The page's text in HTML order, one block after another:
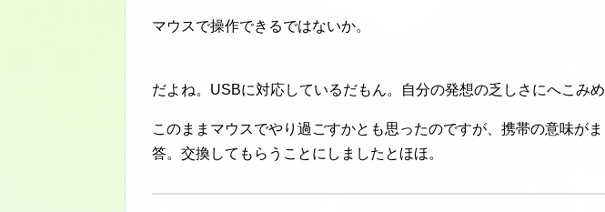
マウスで操作できるではないか。
だよね。USBに対応しているだもん。自分の発想の乏しさにへこみ
このままマウスでやり過ごすかとも思ったのですが、携帯の意味が
答。交換してもらうことにしましたとほほ。